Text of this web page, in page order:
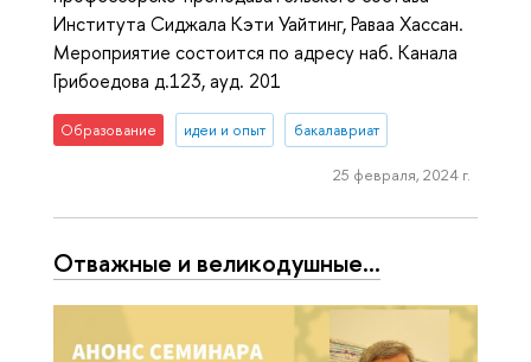
Института Сиджала Кэти Уайтинг, Раваа Хассан.
Мероприятие состоится по адресу наб. Канала
Грибоедова д.123, ауд. 201
Образование идеи и опыт бакалавриат
25 февраля, 2024 г.
Отважные и великодушные...